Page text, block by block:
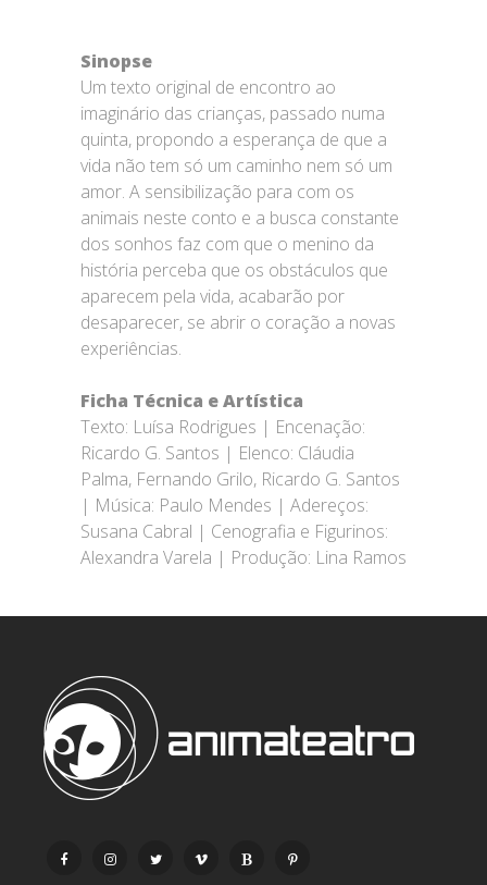
Sinopse
Um texto original de encontro ao
imaginário das crianças, passado numa
quinta, propondo a esperança de que a
vida não tem só um caminho nem só um
amor. A sensibilização para com os
animais neste conto e a busca constante
dos sonhos faz com que o menino da
história perceba que os obstáculos que
aparecem pela vida, acabarão por
desaparecer, se abrir o coração a novas
experiências.
Ficha Técnica e Artística
Texto: Luísa Rodrigues | Encenação:
Ricardo G. Santos | Elenco: Cláudia
Palma, Fernando Grilo, Ricardo G. Santos
| Música: Paulo Mendes | Adereços:
Susana Cabral | Cenografia e Figurinos:
Alexandra Varela | Produção: Lina Ramos